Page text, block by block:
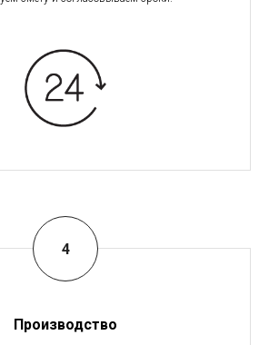
Производство